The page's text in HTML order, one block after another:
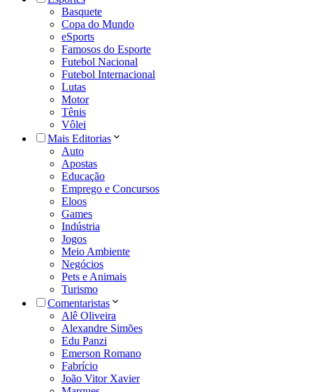
Basquete
Copa do Mundo
eSports
Famosos do Esporte
Futebol Nacional
Futebol Internacional
Lutas
Motor
Tênis
Vôlei
Mais Editorias
Auto
Apostas
Educação
Emprego e Concursos
Eloos
Games
Indústria
Jogos
Meio Ambiente
Negócios
Pets e Animais
Turismo
Comentaristas
Alê Oliveira
Alexandre Simões
Edu Panzi
Emerson Romano
Fabrício
João Vitor Xavier